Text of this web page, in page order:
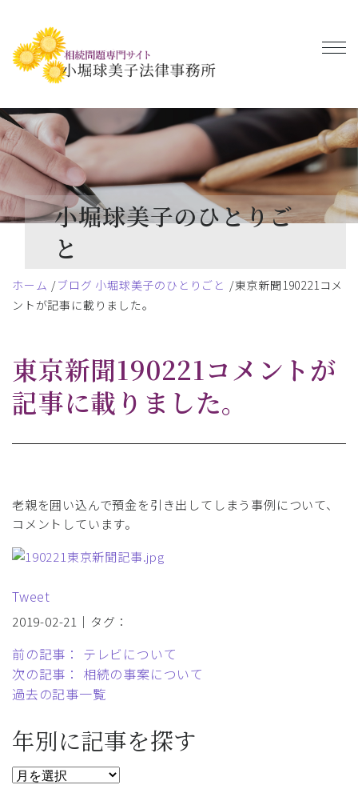
小堀球美子のひとりご
と
ホーム ブログ 小堀球美子のひとりごと
東京新聞190221コメ
ントが記事に載りました。
東京新聞190221コメントが
記事に載りました。
老親を囲い込んで預金を引き出してしまう事例について、
コメントしています。
Tweet
2019-02-21｜タグ：
前の記事： テレビについて
次の記事： 相続の事案について
過去の記事一覧
年別に記事を探す